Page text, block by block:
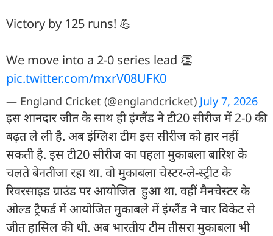
Victory by 125 runs! 💪
We move into a 2-0 series lead 👏
pic.twitter.com/mxrV08UFK0
— England Cricket (@englandcricket) July 7, 2026
इस शानदार जीत के साथ ही इंग्लैंड ने टी20 सीरीज में 2-0 की
बढ़त ले ली है. अब इंग्लिश टीम इस सीरीज को हार नहीं
सकती है. इस टी20 सीरीज का पहला मुकाबला बारिश के
चलते बेनतीजा रहा था. वो मुकाबला चेस्टर-ले-स्ट्रीट के
रिवरसाइड ग्राउंड पर आयोजित हुआ था. वहीं मैनचेस्टर के
ओल्ड ट्रैफर्ड में आयोजित मुकाबले में इंग्लैंड ने चार विकेट से
जीत हासिल की थी. अब भारतीय टीम तीसरा मुकाबला भी